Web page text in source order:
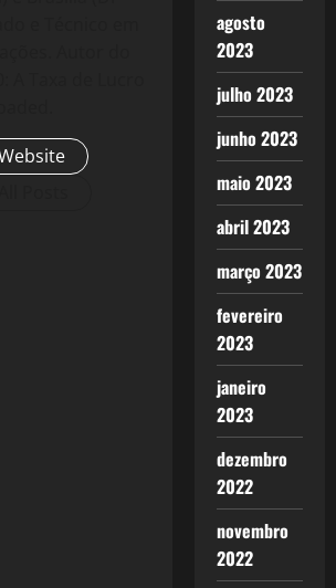
agosto
2023
julho 2023
junho 2023
maio 2023
abril 2023
março 2023
fevereiro
2023
janeiro
2023
dezembro
2022
novembro
2022